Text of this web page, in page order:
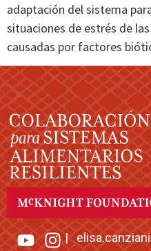
adaptación del sistema
situaciones de estrés de
causadas por factores
|